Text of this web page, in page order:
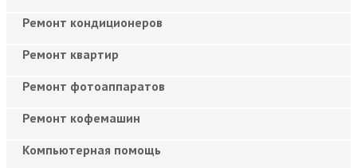
Ремонт кондиционеров
Ремонт квартир
Ремонт фотоаппаратов
Ремонт кофемашин
Компьютерная помощь